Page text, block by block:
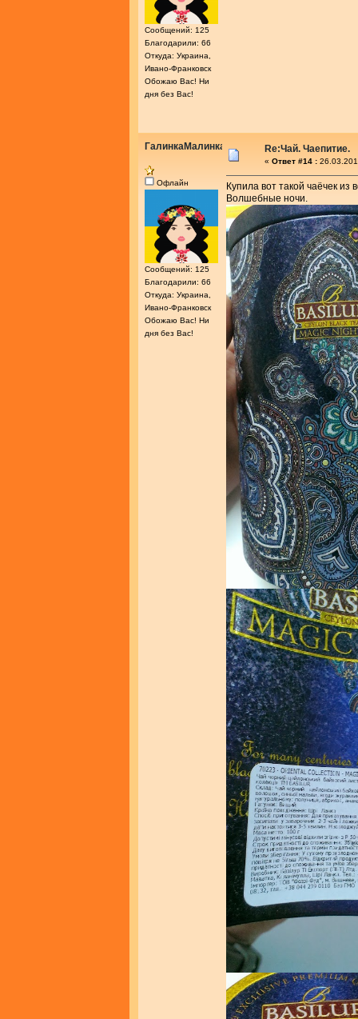
Сообщений: 125
Благодарили: 66
Откуда: Украина,
Ивано-Франковск
Обожаю Вас! Ни
дня без Вас!
ГалинкаМалинка
Офлайн
Сообщений: 125
Благодарили: 66
Откуда: Украина,
Ивано-Франковск
Обожаю Вас! Ни
дня без Вас!
Re:Чай. Чаепитие.
« Ответ #14 :
Купила вот такой чаёчек из
Волшебные ночи.